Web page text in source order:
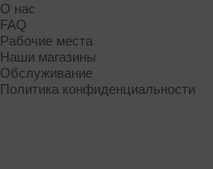
О нас
FAQ
Рабочие места
Наши магазины
Обслуживание
Политика конфиденциальности